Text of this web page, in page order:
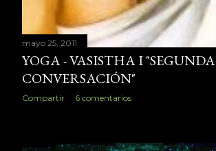
mayo 25, 2011
YOGA - VASISTHA I "SEGUNDA
CONVERSACIÓN"
Compartir 6 comentarios